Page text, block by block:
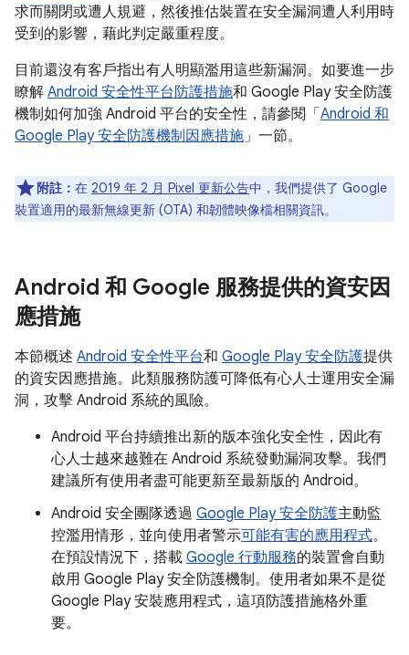
求而關閉或遭人規避，然後推估裝置在安全漏洞遭人利用時
受到的影響，藉此判定嚴重程度。
目前還沒有客戶指出有人明顯濫用這些新漏洞。如要進一步
瞭解 Android 安全性平台防護措施和 Google Play 安全防護
機制如何加強 Android 平台的安全性，請參閱「 Android 和
Google Play 安全防護機制因應措施」一節。
附註： 在 2019 年 2 月 Pixel 更新公告中，我們提供了 Google
裝置適用的最新無線更新 (OTA) 和韌體映像檔相關資訊。
Android 和 Google 服務提供的資安因
應措施
本節概述 Android 安全性平台和 Google Play 安全防護提供
的資安因應措施。此類服務防護可降低有心人士運用安全漏
洞，攻擊 Android 系統的風險。
Android 平台持續推出新的版本強化安全性，因此有
心人士越來越難在 Android 系統發動漏洞攻擊。我們
建議所有使用者盡可能更新至最新版的 Android。
Android 安全團隊透過 Google Play 安全防護主動監
控濫用情形，並向使用者警示可能有害的應用程式。
在預設情況下，搭載 Google 行動服務的裝置會自動
啟用 Google Play 安全防護機制。使用者如果不是從
Google Play 安裝應用程式，這項防護措施格外重
要。